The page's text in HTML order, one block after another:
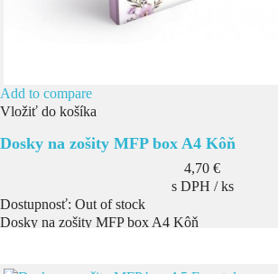
Add to compare
Vložiť do košíka
Dosky na zošity MFP box A4 Kôň
Cena
4,70 €
s DPH / ks
Dostupnosť: Out of stock
Dosky na zošity MFP box A4 Kôň